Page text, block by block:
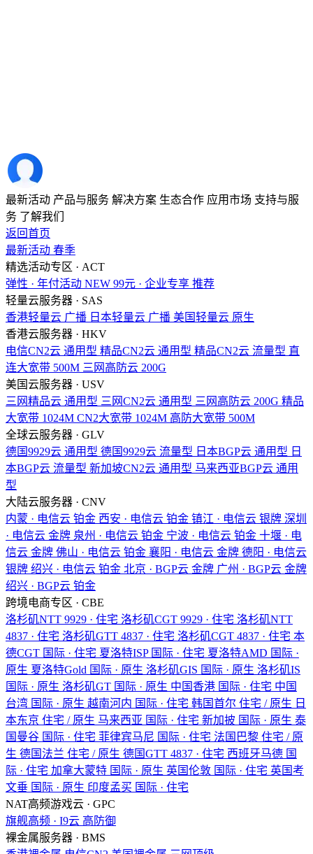
最新活动 产品与服务 解决方案 生态合作 应用市场 支持与服
务 了解我们
返回首页
最新活动 春季
精选活动专区 · ACT
弹性 · 年付活动 NEW 99元 · 企业专享 推荐
轻量云服务器 · SAS
香港轻量云 广播 日本轻量云 广播 美国轻量云 原生
香港云服务器 · HKV
电信CN2云 通用型 精品CN2云 通用型 精品CN2云 流量型 直
连大宽带 500M 三网高防云 200G
美国云服务器 · USV
三网精品云 通用型 三网CN2云 通用型 三网高防云 200G 精品
大宽带 1024M CN2大宽带 1024M 高防大宽带 500M
全球云服务器 · GLV
德国9929云 通用型 德国9929云 流量型 日本BGP云 通用型 日
本BGP云 流量型 新加坡CN2云 通用型 马来西亚BGP云 通用
型
大陆云服务器 · CNV
内蒙 · 电信云 铂金 西安 · 电信云 铂金 镇江 · 电信云 银牌 深圳
· 电信云 金牌 泉州 · 电信云 铂金 宁波 · 电信云 铂金 十堰 · 电
信云 金牌 佛山 · 电信云 铂金 襄阳 · 电信云 金牌 德阳 · 电信云
银牌 绍兴 · 电信云 铂金 北京 · BGP云 金牌 广州 · BGP云 金牌
绍兴 · BGP云 铂金
跨境电商专区 · CBE
洛杉矶NTT 9929 · 住宅 洛杉矶CGT 9929 · 住宅 洛杉矶NTT
4837 · 住宅 洛杉矶GTT 4837 · 住宅 洛杉矶CGT 4837 · 住宅 本
德CGT 国际 · 住宅 夏洛特ISP 国际 · 住宅 夏洛特AMD 国际 ·
原生 夏洛特Gold 国际 · 原生 洛杉矶GIS 国际 · 原生 洛杉矶IS
国际 · 原生 洛杉矶GT 国际 · 原生 中国香港 国际 · 住宅 中国
台湾 国际 · 原生 越南河内 国际 · 住宅 韩国首尔 住宅 / 原生 日
本东京 住宅 / 原生 马来西亚 国际 · 住宅 新加披 国际 · 原生 泰
国曼谷 国际 · 住宅 菲律宾马尼 国际 · 住宅 法国巴黎 住宅 / 原
生 德国法兰 住宅 / 原生 德国GTT 4837 · 住宅 西班牙马德 国
际 · 住宅 加拿大蒙特 国际 · 原生 英国伦敦 国际 · 住宅 英国考
文垂 国际 · 原生 印度孟买 国际 · 住宅
NAT高频游戏云 · GPC
旗舰高频 · I9云 高防御
裸金属服务器 · BMS